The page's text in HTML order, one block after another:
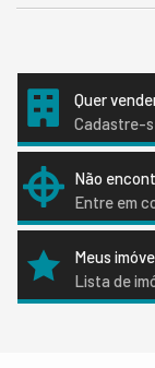
Quer
Cadastre-
Não
Entre em
Meus
Lista de